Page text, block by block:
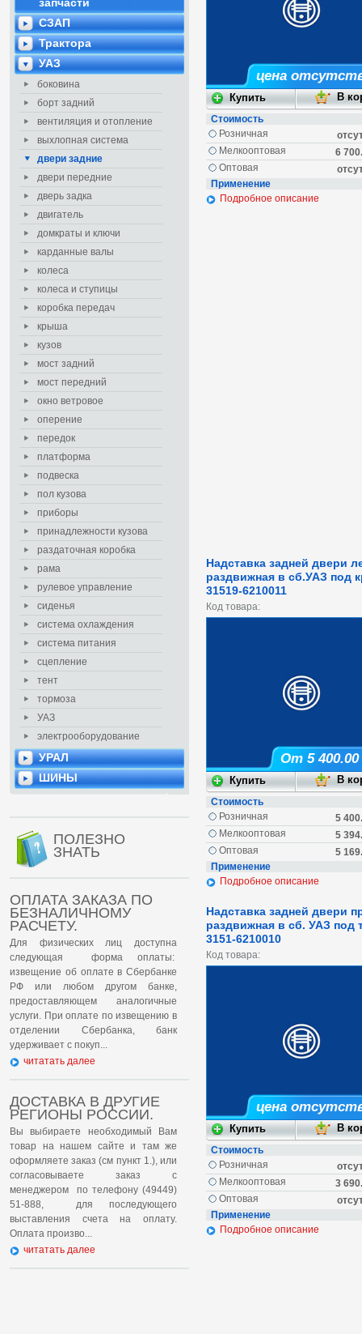
СЗАП
Трактора
УАЗ
боковина
борт задний
вентиляция и отопление
выхлопная система
двери задние
двери передние
дверь задка
двигатель
домкраты и ключи
карданные валы
колеса
колеса и ступицы
коробка передач
крыша
кузов
мост задний
мост передний
окно ветровое
оперение
передок
платформа
подвеска
пол кузова
приборы
принадлежности кузова
раздаточная коробка
рама
рулевое управление
сиденья
система охлаждения
система питания
сцепление
тент
тормоза
УАЗ
электрооборудование
УРАЛ
ШИНЫ
ПОЛЕЗНО
ЗНАТЬ
ОПЛАТА ЗАКАЗА ПО
БЕЗНАЛИЧНОМУ
РАСЧЕТУ.
Для физических лиц доступна
следующая форма оплаты:
извещение об оплате в Сбербанке
РФ или любом другом банке,
предоставляющем аналогичные
услуги. При оплате по извещению в
отделении Сбербанка, банк
удерживает с покуп...
читатать далее
ДОСТАВКА В ДРУГИЕ
РЕГИОНЫ РОССИИ.
Вы выбираете необходимый Вам
товар на нашем сайте и там же
оформляете заказ (см пункт 1.), или
согласовываете заказ с
менеджером по телефону (49449)
51-888, для последующего
выставления счета на оплату.
Оплата произво...
читатать далее
цена
Стоимость
Розничная
6
Мелкооптовая
Оптовая
Применение
Подробное описание
Надставка задней двери
раздвижная в сб.УАЗ под
31519-6210011
Код товара:
От 5 400.00
Стоимость
5
Розничная
5
Мелкооптовая
5
Оптовая
Применение
Подробное описание
Надставка задней двери
раздвижная в сб. УАЗ под
3151-6210010
Код товара:
цена
Стоимость
Розничная
3
Мелкооптовая
Оптовая
Применение
Подробное описание